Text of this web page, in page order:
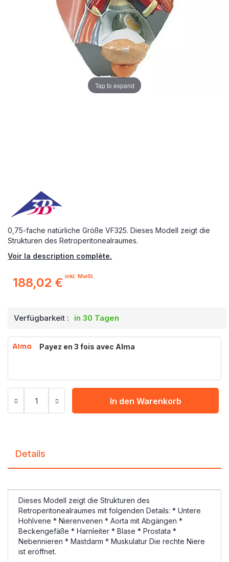
0,75-fache natürliche Größe VF325. Dieses Modell zeigt die
Strukturen des Retroperitonealraumes.
Voir la description complète.
188,02 € inkl. MwSt.
Verfügbarkeit : in 30 Tagen
Payez en 3 fois avec Alma
In den Warenkorb
Tap to expand
Details
Dieses Modell zeigt die Strukturen des
Retroperitonealraumes mit folgenden Details: * Untere
Hohlvene * Nierenvenen * Aorta mit Abgängen *
Beckengefäße * Harnleiter * Blase * Prostata *
Nebennieren * Mastdarm * Muskulatur Die rechte Niere
ist eröffnet.